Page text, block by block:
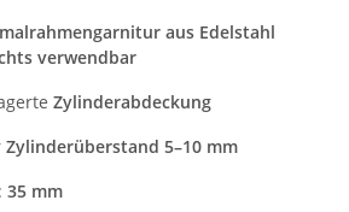
aus Edelstahl
verwendbar
Zylinderabdeckung
Zylinderüberstand 5–10 mm
35 mm